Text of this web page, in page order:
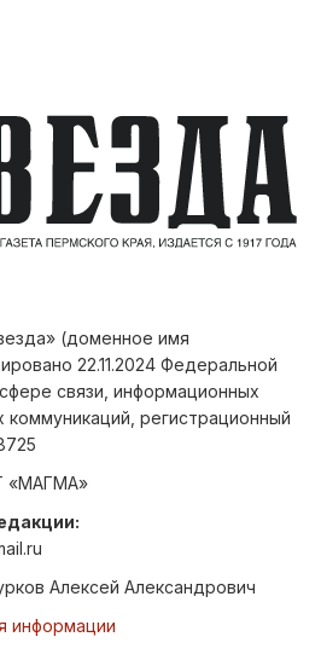
(доменное имя
22.11.2024 Федеральной
связи, информационных
коммуникаций, регистрационный
«МАГМА»
Алексей Александрович
информации